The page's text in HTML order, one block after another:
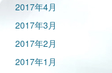
2017年4月
2017年3月
2017年2月
2017年1月